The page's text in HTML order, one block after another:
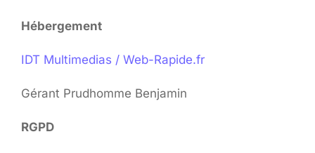
Hébergement
IDT Multimedias / Web-Rapide.fr
Gérant Prudhomme Benjamin
RGPD